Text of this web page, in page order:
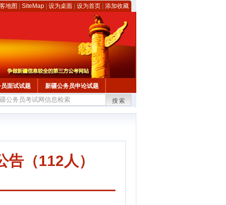
地图 SiteMap 设为桌面 设为首页 添加收藏
面试试题 新疆公务员申论试题
搜索
（112人）